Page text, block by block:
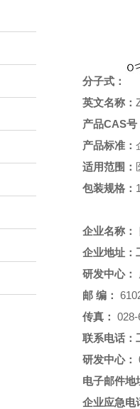
分子式：
英文名称：
产品CAS号
产品标准：
适用范围：
包装规格：
企业名称：
企业地址：
研发中心：
邮 编：
传真： 028-
联系电话：
研发中心：
电子邮件地
企业应急电